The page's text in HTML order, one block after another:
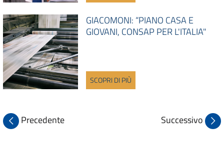
GIACOMONI: “PIANO CASA E
GIOVANI, CONSAP PER L'ITALIA"
SCOPRI DI PIÙ
Precedente Successivo